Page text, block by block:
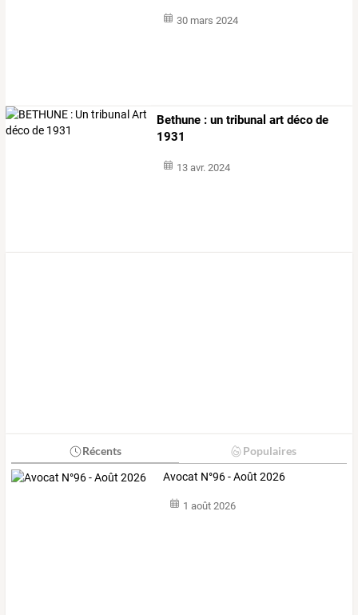
30 mars 2024
Bethune : un tribunal art déco de
1931
13 avr. 2024
Récents Populaires
Avocat N°96 - Août 2026
1 août 2026